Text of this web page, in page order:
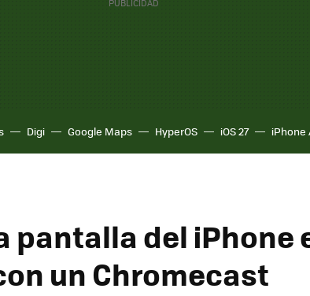
Digi Google Maps HyperOS iOS 27 iPhone
pantalla del iPhone
un Chromecast